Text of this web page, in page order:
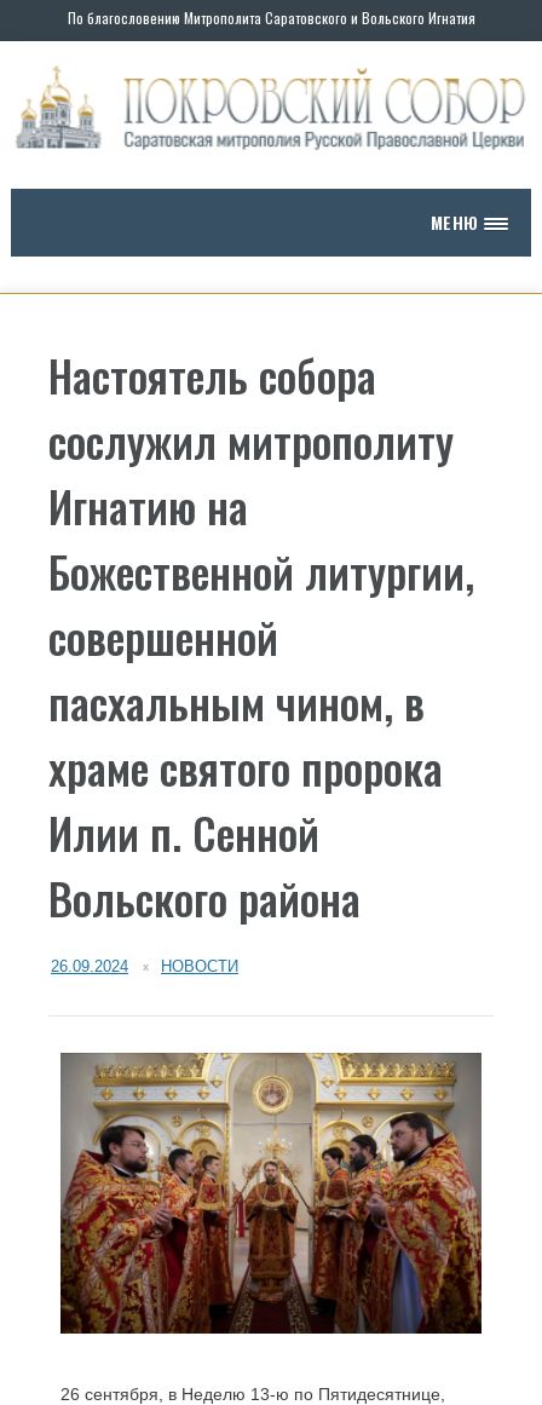
По благословению Митрополита Саратовского и Вольского Игнатия
МЕНЮ
Настоятель собора
сослужил митрополиту
Игнатию на
Божественной литургии,
совершенной
пасхальным чином, в
храме святого пророка
Илии п. Сенной
Вольского района
26.09.2024 НОВОСТИ
26 сентября, в Неделю 13-ю по Пятидесятнице,